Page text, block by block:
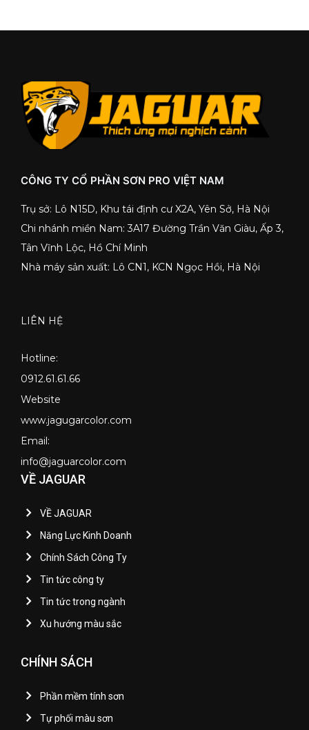
CÔNG TY CỔ PHẦN SƠN PRO VIỆT NAM
Trụ sở: Lô N15D, Khu tái định cư X2A, Yên Sở, Hà Nội
Chi nhánh miền Nam: 3A17 Đường Trần Văn Giàu, Ấp 3,
Tân Vĩnh Lộc, Hồ Chí Minh
Nhà máy sản xuất: Lô CN1, KCN Ngọc Hồi, Hà Nội
LIÊN HỆ
Hotline:
0912.61.61.66
Website
www.jagugarcolor.com
Email:
info@jaguarcolor.com
VỀ JAGUAR
VỀ JAGUAR
Năng Lực Kinh Doanh
Chính Sách Công Ty
Tin tức công ty
Tin tức trong ngành
Xu hướng màu sắc
CHÍNH SÁCH
Phần mềm tính sơn
Tự phối màu sơn